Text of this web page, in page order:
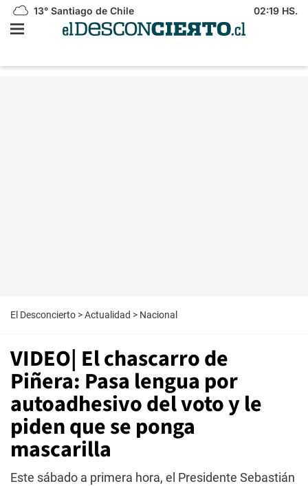
13° Santiago de Chile 02:19 HS.
El Desconcierto >Actualidad > Nacional
VIDEO| El chascarro de
Piñera: Pasa lengua por
autoadhesivo del voto y le
piden que se ponga
mascarilla
Este sábado a primera hora, el Presidente Sebastián